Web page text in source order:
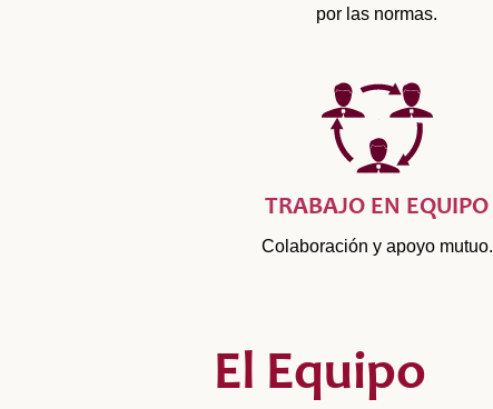
por las normas.
TRABAJO EN EQUIPO
Colaboración y apoyo mutuo.
El Equipo